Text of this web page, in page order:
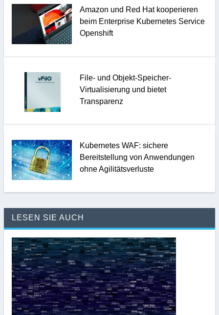
Amazon und Red Hat kooperieren
beim Enterprise Kubernetes Service
Openshift
File- und Objekt-Speicher-
Virtualisierung und bietet
Transparenz
Kubernetes WAF: sichere
Bereitstellung von Anwendungen
ohne Agilitätsverluste
LESEN SIE AUCH